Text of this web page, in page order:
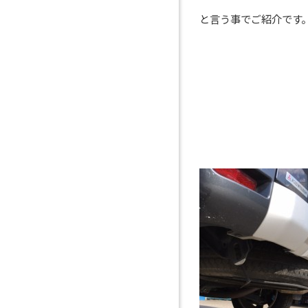
と言う事でご紹介です